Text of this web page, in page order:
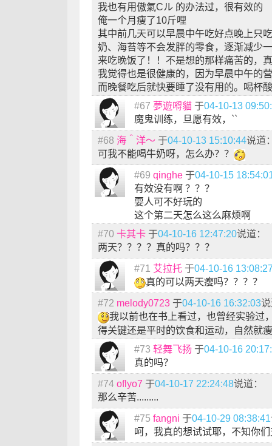
我也有用傲氣Сル 的办法过，很有效的
俺一个月瘦了10斤哩
其中前几天可以早晨中午吃好点晚上只
奶、海苔等不会发胖的零食，逐渐减少
来吃晚饭了！！不是想的那样痛苦的，
我觉得也是很健康的，因为早晨中午的
而晚餐吃后就快要睡了没有用的。喝杯
#67 夢遊嘚貓 于04-10-13
魔鬼训练，旦愿有效，``
#68 海＾洋～ 于04-10-13 15:10:44说道
可我不能喝牛奶呀，怎么办？？
#69 qinghe 于04-10-15
有效没有啊 ？？？
耍人可不好玩的
这个第二天怎么这么麻烦啊
#70 卡其卡 于04-10-16 12:47:20说道：
两天？？？？真的吗？？？
#71 艾拉托 于04-10-16
真的可以两天瘦吗？？？？
#72 melody0723 于04-10-16 16:32:03
我以前也在书上看过，也曾经实验过
得关键还是平时的饮食和运动，自然就
#73 轻舞飞扬 于04-10-16
真的吗？
#74 oflyo7 于04-10-17 22:24:48说道：
那么辛苦.........
#75 fangni 于04-10-29 08:38:41
呵，我真的想试试耶，不知你